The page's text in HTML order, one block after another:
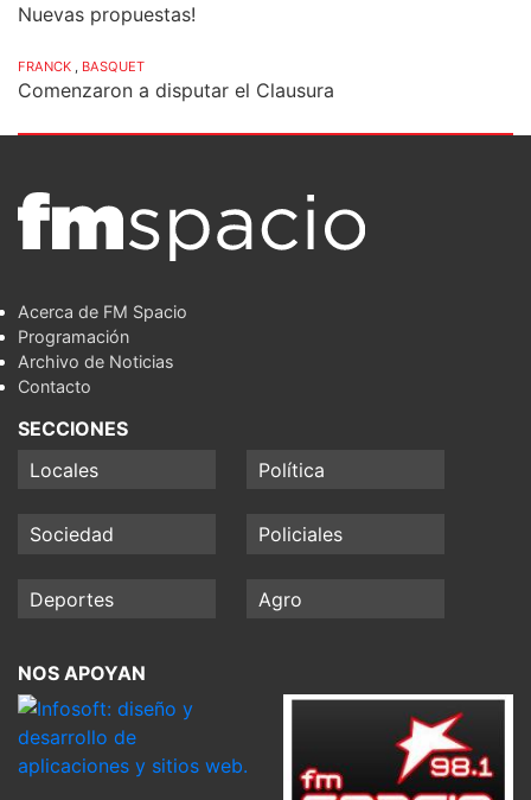
Nuevas propuestas!
FRANCK , BASQUET
Comenzaron a disputar el Clausura
Acerca de FM Spacio
Programación
Archivo de Noticias
Contacto
SECCIONES
Locales
Política
Sociedad Policiales
Deportes Agro
NOS APOYAN